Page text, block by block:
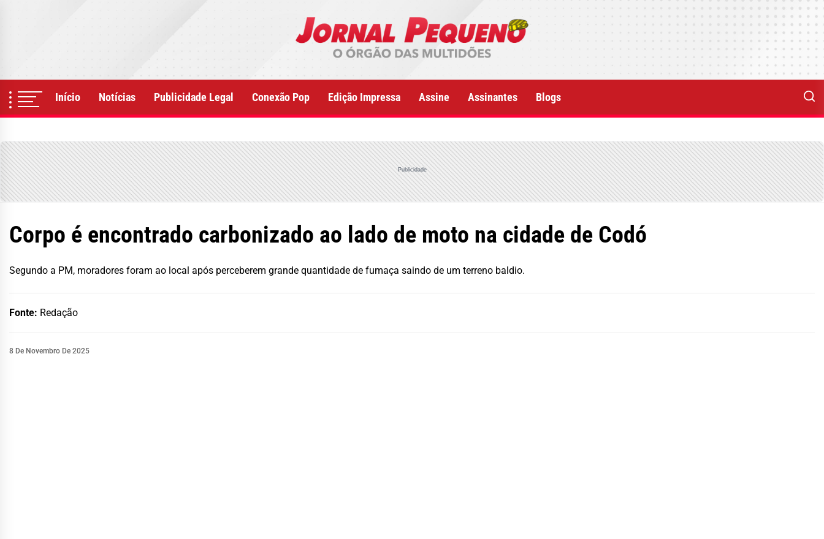
Início Notícias Publicidade Legal Conexão Pop Edição Impressa Assine Assinantes Blogs
Publicidade
Corpo é encontrado carbonizado ao lado de moto na cidade de Codó
Segundo a PM, moradores foram ao local após perceberem grande quantidade de fumaça saindo de um terreno baldio.
Fonte: Redação
8 De Novembro De 2025